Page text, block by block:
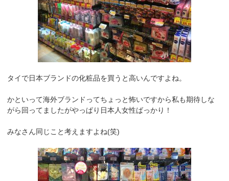
タイで日本ブランドの化粧品を買うと高いんですよね。
かといって海外ブランドってちょっと怖いですから私も期待しな
がら回ってましたがやっぱり日本人女性ばっかり！
みなさん同じこと考えますよね(笑)